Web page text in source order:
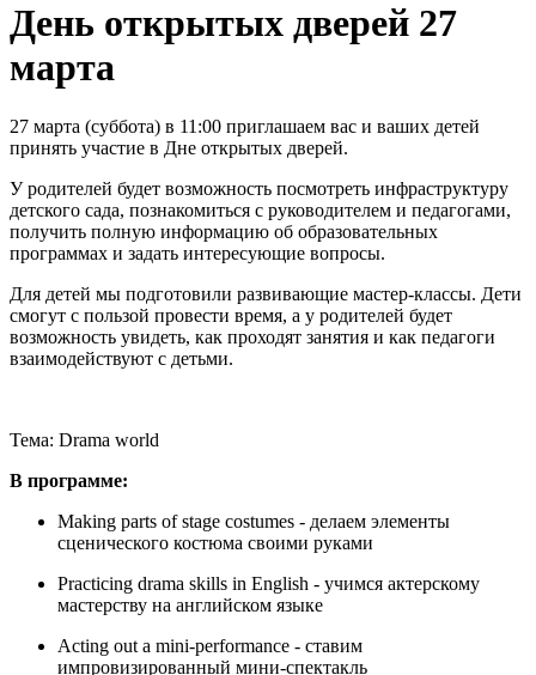
День открытых дверей 27
марта
27 марта (суббота) в 11:00 приглашаем вас и ваших детей
принять участие в Дне открытых дверей.
У родителей будет возможность посмотреть инфраструктуру
детского сада, познакомиться с руководителем и педагогами,
получить полную информацию об образовательных
программах и задать интересующие вопросы.
Для детей мы подготовили развивающие мастер-классы. Дети
смогут с пользой провести время, а у родителей будет
возможность увидеть, как проходят занятия и как педагоги
взаимодействуют с детьми.
Тема: Drama world
В программе:
Making parts of stage costumes - делаем элементы
сценического костюма своими руками
Practicing drama skills in English - учимся актерскому
мастерству на английском языке
Acting out a mini-performance - ставим
импровизированный мини-спектакль